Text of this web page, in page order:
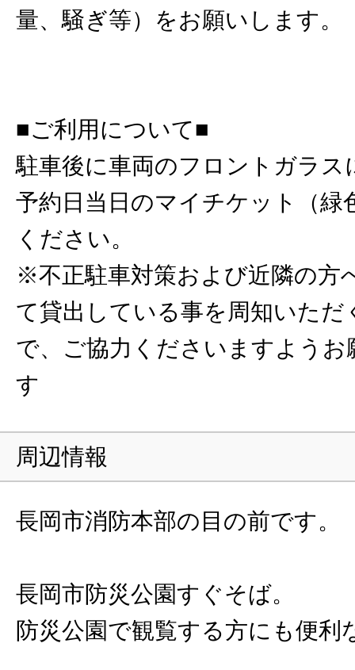
量、騒ぎ等）をお願いします。
■ご利用について■
駐車後に車両のフロントガラス
予約日当日のマイチケット（緑
ください。
※不正駐車対策および近隣の方
て貸出している事を周知いただ
で、ご協力くださいますようお
す
周辺情報
長岡市消防本部の目の前です。
長岡市防災公園すぐそば。
防災公園で観覧する方にも便利